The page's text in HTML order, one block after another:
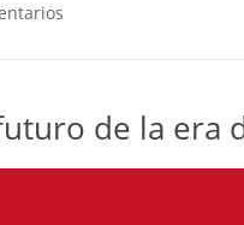
de la era